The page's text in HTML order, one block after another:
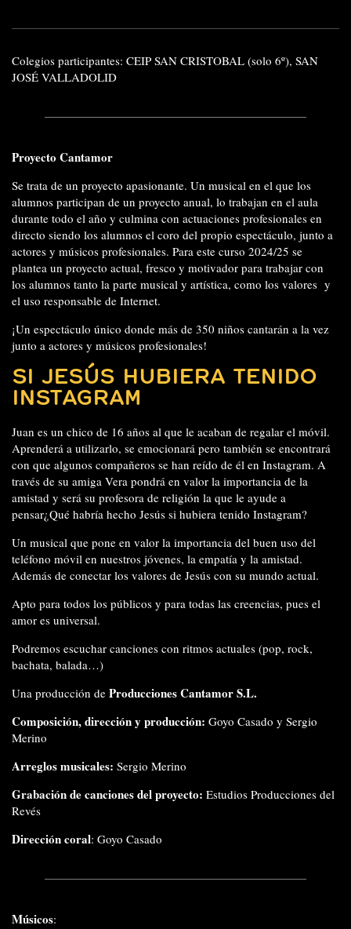
Colegios participantes: CEIP SAN CRISTOBAL (solo 6º), SAN
JOSÉ VALLADOLID
Proyecto Cantamor
Se trata de un proyecto apasionante. Un musical en el que los
alumnos participan de un proyecto anual, lo trabajan en el aula
durante todo el año y culmina con actuaciones profesionales en
directo siendo los alumnos el coro del propio espectáculo, junto a
actores y músicos profesionales. Para este curso 2024/25 se
plantea un proyecto actual, fresco y motivador para trabajar con
los alumnos tanto la parte musical y artística, como los valores y
el uso responsable de Internet.
¡Un espectáculo único donde más de 350 niños cantarán a la vez
junto a actores y músicos profesionales!
SI JESÚS HUBIERA TENIDO
INSTAGRAM
Juan es un chico de 16 años al que le acaban de regalar el móvil.
Aprenderá a utilizarlo, se emocionará pero también se encontrará
con que algunos compañeros se han reído de él en Instagram. A
través de su amiga Vera pondrá en valor la importancia de la
amistad y será su profesora de religión la que le ayude a
pensar¿Qué habría hecho Jesús si hubiera tenido Instagram?
Un musical que pone en valor la importancia del buen uso del
teléfono móvil en nuestros jóvenes, la empatía y la amistad.
Además de conectar los valores de Jesús con su mundo actual.
Apto para todos los públicos y para todas las creencias, pues el
amor es universal.
Podremos escuchar canciones con ritmos actuales (pop, rock,
bachata, balada…)
Una producción de Producciones Cantamor S.L.
Composición, dirección y producción: Goyo Casado y Sergio
Merino
Arreglos musicales: Sergio Merino
Grabación de canciones del proyecto: Estudios Producciones del
Revés
Dirección coral: Goyo Casado
Músicos: